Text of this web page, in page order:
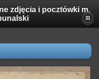
zdjęcia i pocztówki m.